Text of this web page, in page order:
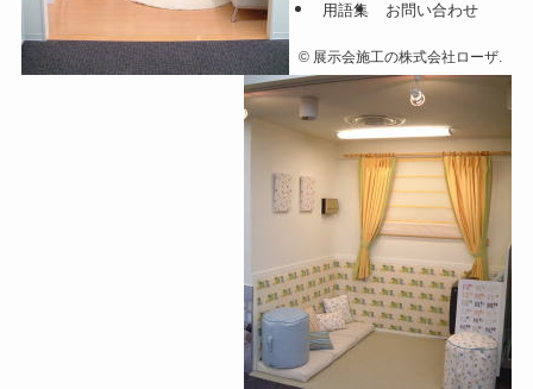
用語集
お問い合わせ
© 展示会施工の株式会社ローザ.